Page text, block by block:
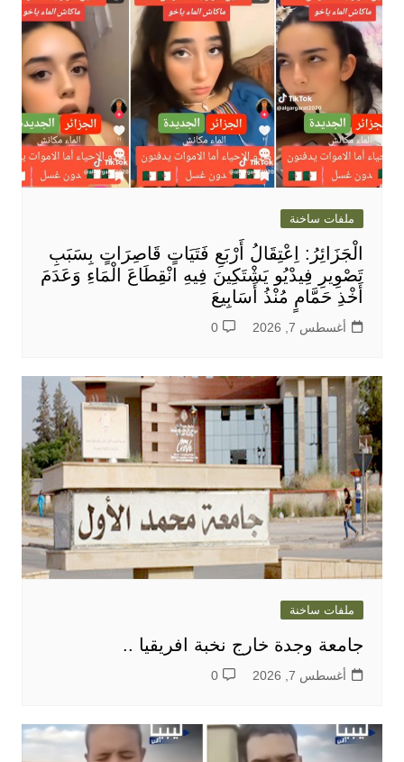
ملفات ساخنة
الْجَزَائِرُ: اِعْتِقَالُ أَرْبَعِ فَتَيَاتٍ قَاصِرَاتٍ بِسَبَبِ
تَصْوِيرِ فِيدْيُو يَشْتَكِينَ فِيهِ انْقِطَاعَ الْمَاءِ وَعَدَمَ
أَخْذِ حَمَّامٍ مُنْذُ أَسَابِيعَ
أغسطس 7, 2026 0
ملفات ساخنة
جامعة وجدة خارج نخبة افريقيا ..
أغسطس 7, 2026 0